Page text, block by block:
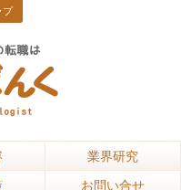
プ
業界研究
業界研究
お問い合せ
お問い合せ